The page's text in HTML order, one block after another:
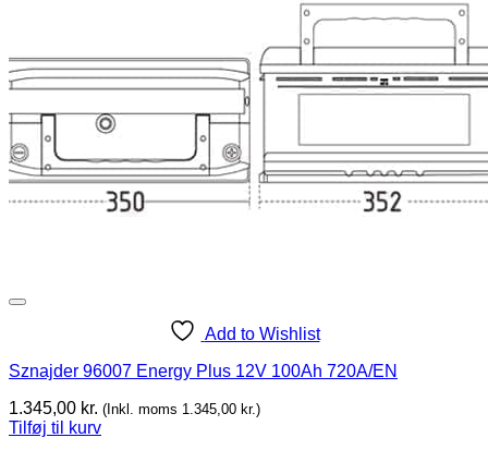
Add to Wishlist
Sznajder 96007 Energy Plus 12V 100Ah 720A/EN
1.345,00 kr. (Inkl. moms 1.345,00 kr.)
Tilføj til kurv